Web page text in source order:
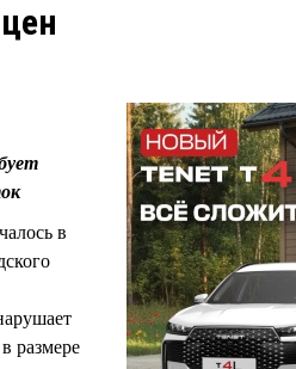
в
размере